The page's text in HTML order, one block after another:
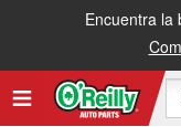
Encuentra la